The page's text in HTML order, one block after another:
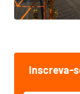
Inscreva-